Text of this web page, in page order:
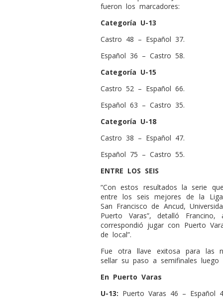
fueron los marcadores:
Categoría U-13
Castro 48 – Español 37.
Español 36 – Castro 58.
Categoría U-15
Castro 52 – Español 66.
Español 63 – Castro 35.
Categoría U-18
Castro 38 – Español 47.
Español 75 – Castro 55.
ENTRE LOS SEIS
“Con estos resultados la serie
entre los seis mejores de la
San Francisco de Ancud,
Puerto Varas”, detalló
correspondió jugar con Puerto
de local”.
Fue otra llave exitosa para las
sellar su paso a semifinales luego
En Puerto Varas
U-13: Puerto Varas 46 – Español